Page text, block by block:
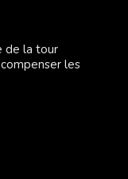
de la tour
les